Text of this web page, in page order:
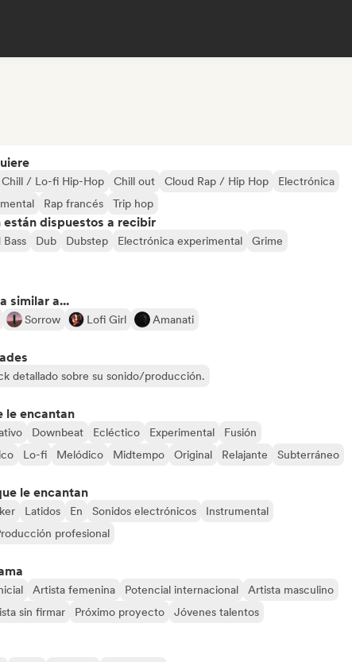
Chill / Lo-fi Hip-Hop Chill out Cloud Rap / Hip Hop
Electrónica
Rap francés Trip hop
dispuestos a recibir
Bass Dub Dubstep Electrónica experimental
Grime
similar a...
Sorrow Lofi Girl Amanati
detallado sobre su sonido/producción.
le encantan
Downbeat Ecléctico Experimental
Fusión
Lo-fi Melódico Midtempo Original Relajante Subterráneo
le encantan
Latidos En Sonidos electrónicos
Instrumental
profesional
Artista femenina Potencial internacional
Artista masculino
sin firmar Próximo proyecto Jóvenes talentos